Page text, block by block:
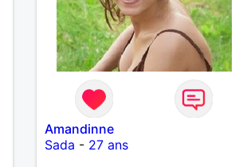
Amandinne
Sada - 27 ans